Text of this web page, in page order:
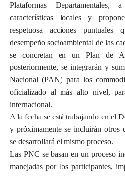
Plataformas
características locales y
respetuosa acciones
desempeño socioambiental de las
se concretan en un Plan de
posteriormente, se integrarán y
Nacional (PAN) para los
oficializado al más alto nivel,
internacional.
A la fecha se está trabajando en el
y próximamente se incluirán otros
se desarrollará el mismo proceso.
Las PNC se basan en un proceso
manejadas por los participantes,